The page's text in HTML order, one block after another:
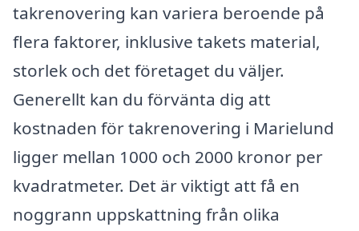
takrenovering kan variera beroende på
flera faktorer, inklusive takets material,
storlek och det företaget du väljer.
Generellt kan du förvänta dig att
kostnaden för takrenovering i Marielund
ligger mellan 1000 och 2000 kronor per
kvadratmeter. Det är viktigt att få en
noggrann uppskattning från olika